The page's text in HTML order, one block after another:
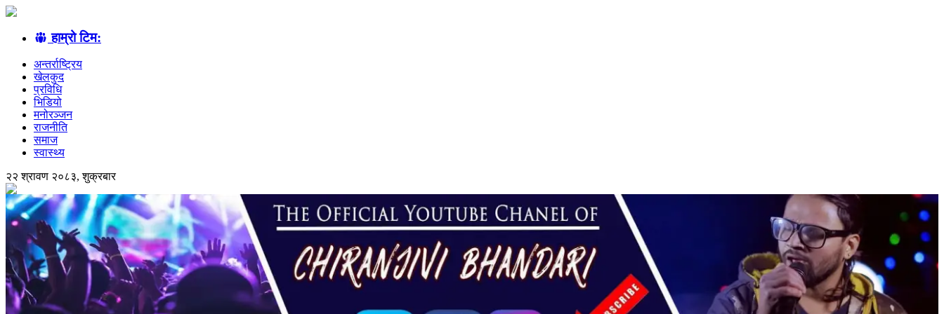
हाम्रो टिम:
अन्तर्राष्ट्रिय
खेलकुद
प्रविधि
भिडियो
मनोरञ्जन
राजनीति
समाज
स्वास्थ्य
२२ श्रावण २०८३, शुक्रबार